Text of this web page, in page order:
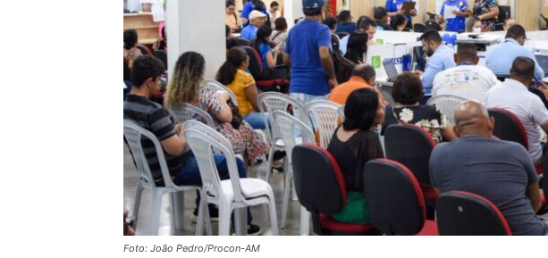
Foto: João Pedro/Procon-AM